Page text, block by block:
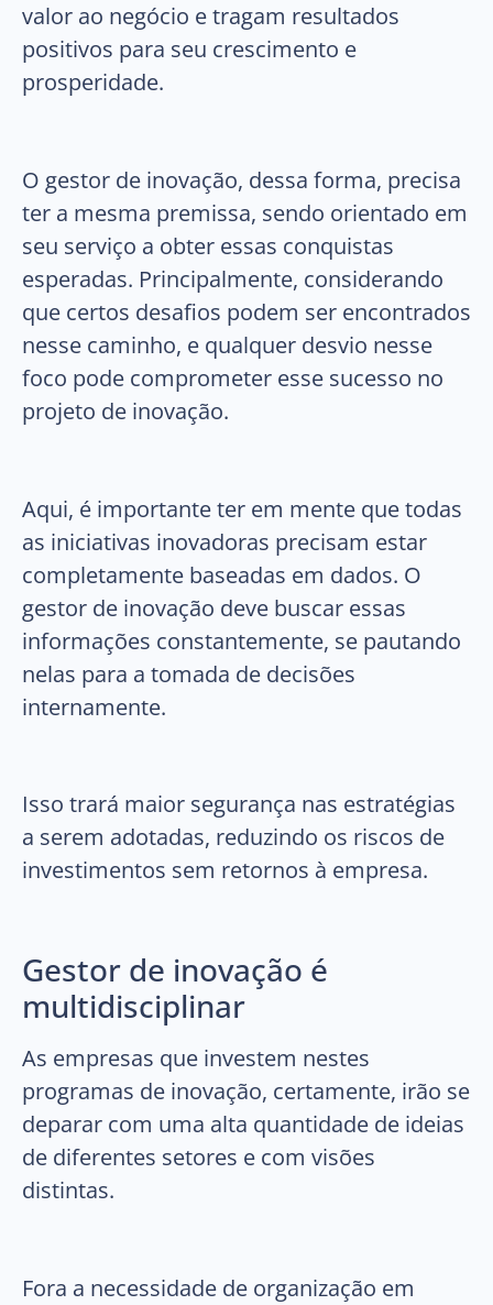
valor ao negócio e tragam resultados
positivos para seu crescimento e
prosperidade.
O gestor de inovação, dessa forma, precisa
ter a mesma premissa, sendo orientado em
seu serviço a obter essas conquistas
esperadas. Principalmente, considerando
que certos desafios podem ser encontrados
nesse caminho, e qualquer desvio nesse
foco pode comprometer esse sucesso no
projeto de inovação.
Aqui, é importante ter em mente que todas
as iniciativas inovadoras precisam estar
completamente baseadas em dados. O
gestor de inovação deve buscar essas
informações constantemente, se pautando
nelas para a tomada de decisões
internamente.
Isso trará maior segurança nas estratégias
a serem adotadas, reduzindo os riscos de
investimentos sem retornos à empresa.
Gestor de inovação é
multidisciplinar
As empresas que investem nestes
programas de inovação, certamente, irão se
deparar com uma alta quantidade de ideias
de diferentes setores e com visões
distintas.
Fora a necessidade de organização em